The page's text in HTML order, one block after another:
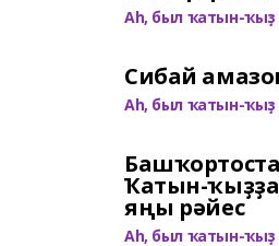
Аһ, был ҡатын-ҡыҙ
Сибай
Аһ, был ҡатын-ҡыҙ
Ҡатын-
яңы рәйес
Аһ, был ҡатын-ҡыҙ